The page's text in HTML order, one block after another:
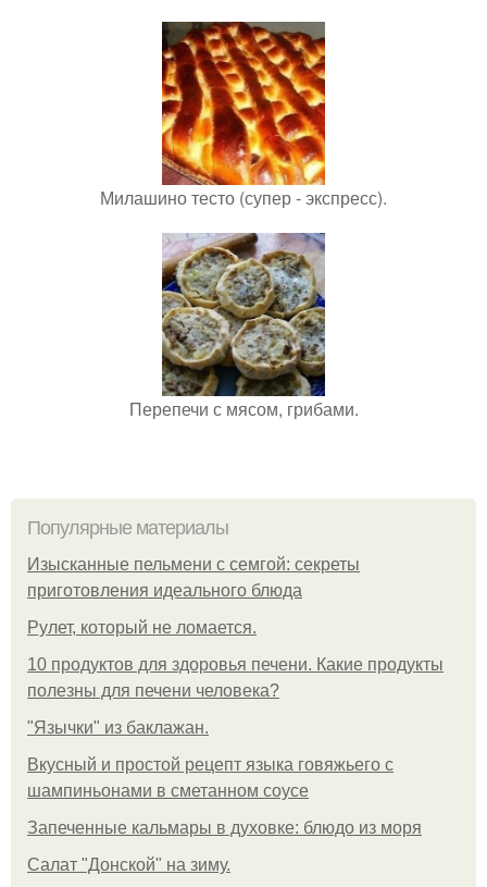
Милашино тесто (супер - экспресс).
Перепечи с мясом, грибами.
Популярные материалы
Изысканные пельмени с семгой: секреты
приготовления идеального блюда
Рулет, который не ломается.
10 продуктов для здоровья печени. Какие продукты
полезны для печени человека?
"Язычки" из баклажан.
Вкусный и простой рецепт языка говяжьего с
шампиньонами в сметанном соусе
Запеченные кальмары в духовке: блюдо из моря
Салат "Донской" на зиму.